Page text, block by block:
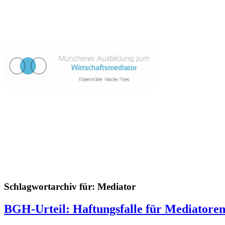
Schlagwortarchiv für: Mediator
BGH-Urteil: Haftungsfalle für